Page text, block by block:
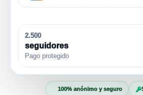
2.500
seguidores
Pago protegido
100% anónimo y seguro